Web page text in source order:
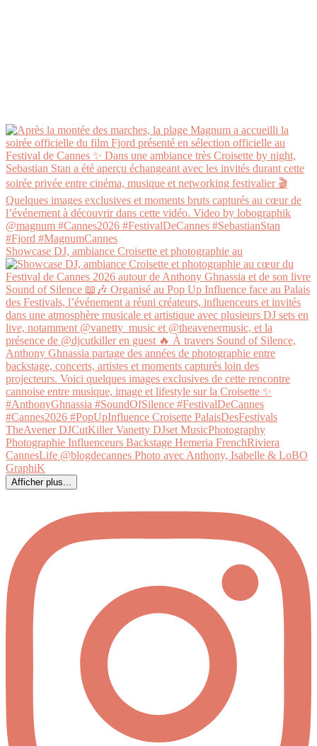
Showcase DJ, ambiance Croisette et photographie au
Afficher plus...